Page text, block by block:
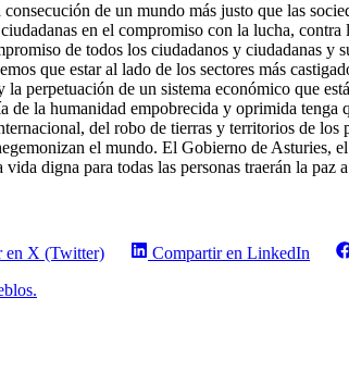
de un mundo más justo que las
en el compromiso con la lucha,
de todos los ciudadanos y ciudadanas
que estar al lado de los sectores más
perpetuación de un sistema económico que
la humanidad empobrecida y oprimida
del robo de tierras y territorios de
el mundo. El Gobierno de Asturies,
digna para todas las personas traerán la paz
en X (Twitter) Compartir en LinkedIn